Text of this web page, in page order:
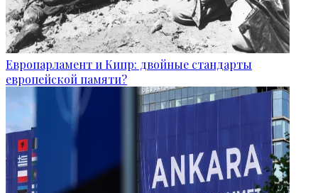
Европарламент и Кипр: двойные стандарты
европейской памяти?